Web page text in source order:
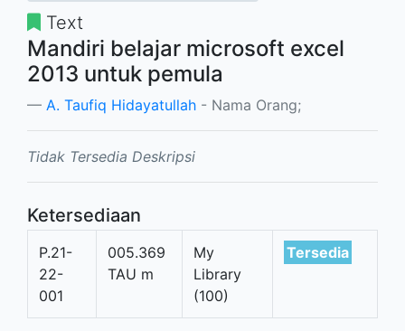
Text
Mandiri belajar microsoft excel
2013 untuk pemula
A. Taufiq Hidayatullah - Nama Orang;
Tidak Tersedia Deskripsi
Ketersediaan
P.21-
22-
001
005.369
TAU m
My
Library
(100)
Tersedia